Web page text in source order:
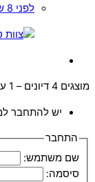
לפני 8 שנים, 11 חודשים
מוצגים 4 דיונים – 1 עד 4 (מתוך 4 סה״כ)
יש להתחבר
התחבר
שם משתמש:
סיסמה: